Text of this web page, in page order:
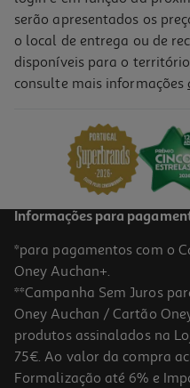
Livro Espreita Como Cuidar Do
PVP de editor
13,95 €
-10%
serão apresentados os
o local de entrega ou de
disponíveis para o
consulte mais informações
Informações para
*para pagamentos com o
Oney Auchan+.
**Campanha Sem Juros
Oney Auchan / Cartão
produtos assinalados na
75€. Ao valor da compra
Formalização até 6% e